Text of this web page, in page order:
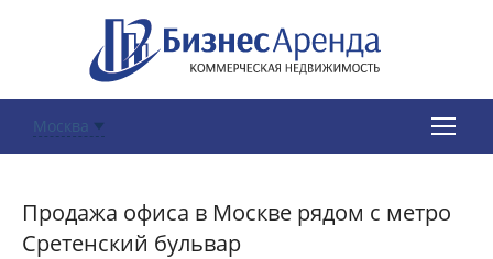
Москва
Продажа офиса в Москве рядом с метро
Сретенский бульвар